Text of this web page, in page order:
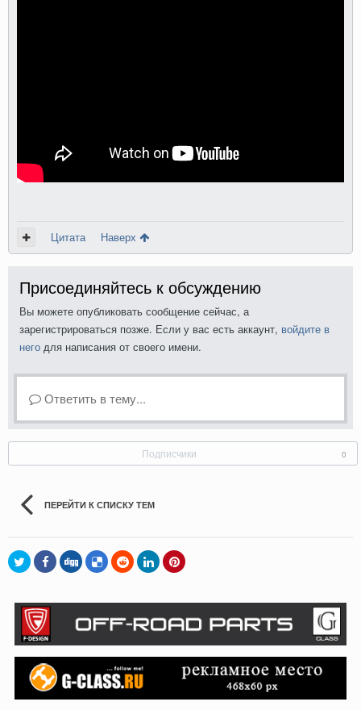
Цитата Наверх
Присоединяйтесь к обсуждению
Вы можете опубликовать сообщение сейчас, а
зарегистрироваться позже. Если у вас есть аккаунт, войдите в
него для написания от своего имени.
Ответить в тему...
Подписчики 0
ПЕРЕЙТИ К СПИСКУ ТЕМ